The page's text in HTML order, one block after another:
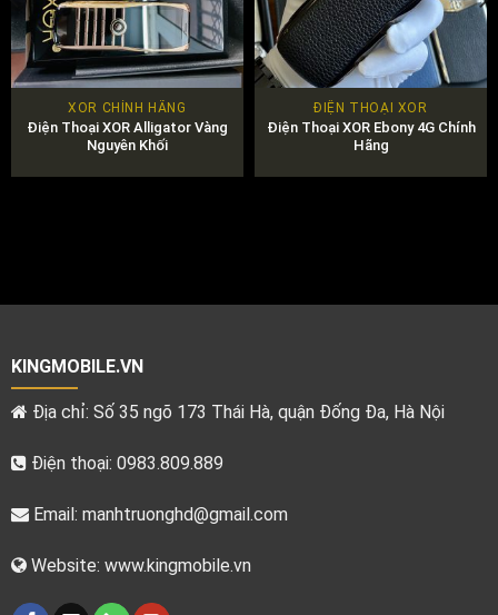
XOR CHÍNH HÃNG
Điện Thoại XOR Alligator Vàng
Nguyên Khối
ĐIỆN THOẠI XOR
Điện Thoại XOR Ebony 4G Chính
Hãng
KINGMOBILE.VN
Địa chỉ: Số 35 ngõ 173 Thái Hà, quận Đống Đa, Hà Nội
Điện thoại: 0983.809.889
Email: manhtruonghd@gmail.com
Website: www.kingmobile.vn